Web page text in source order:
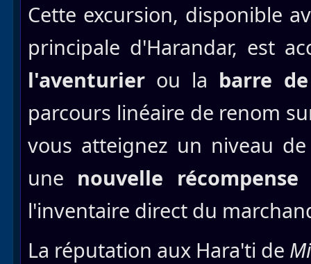
Cette excursion, disponible
principale d'Harandar, est
l'aventurier ou la barre
parcours linéaire de renom
vous atteignez un niveau
une nouvelle récompense
l'inventaire direct du
La réputation aux Hara'ti de